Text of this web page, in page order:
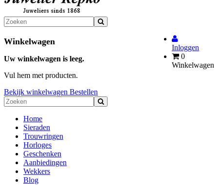
Inloggen
0
Winkelwagen
Winkelwagen
Uw winkelwagen is leeg.
Vul hem met producten.
Bekijk winkelwagen Bestellen
Home
Sieraden
Trouwringen
Horloges
Geschenken
Aanbiedingen
Wekkers
Blog